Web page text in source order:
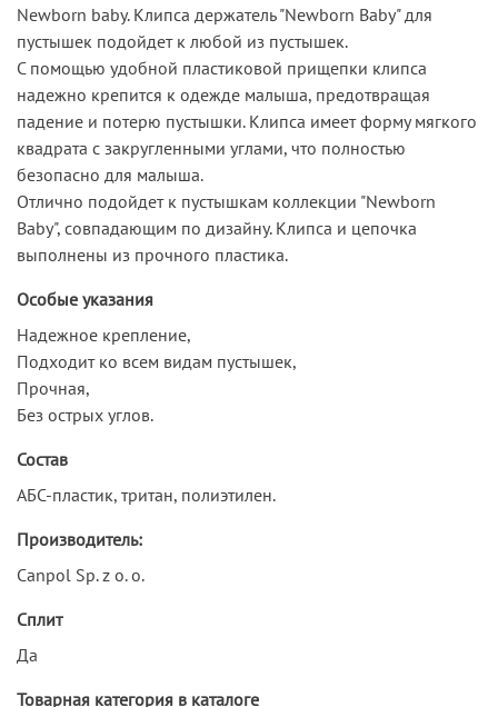
Newborn baby. Клипса держатель "Newborn Baby" для
пустышек подойдет к любой из пустышек.
С помощью удобной пластиковой прищепки клипса
надежно крепится к одежде малыша, предотвращая
падение и потерю пустышки. Клипса имеет форму мягкого
квадрата с закругленными углами, что полностью
безопасно для малыша.
Отлично подойдет к пустышкам коллекции "Newborn
Baby", совпадающим по дизайну. Клипса и цепочка
выполнены из прочного пластика.
Особые указания
Надежное крепление,
Подходит ко всем видам пустышек,
Прочная,
Без острых углов.
Состав
АБС-пластик, тритан, полиэтилен.
Производитель:
Canpol Sp. z o. o.
Сплит
Да
Товарная категория в каталоге